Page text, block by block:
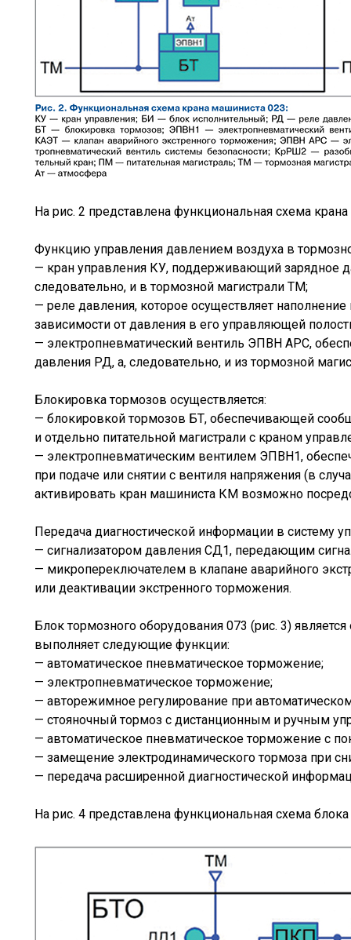
На рис. 2 представлена функциональная схема
Функцию управления давлением воздуха в
— кран управления КУ, поддерживающий зарядное
следовательно, и в тормозной магистрали ТМ;
— реле давления, которое осуществляет
зависимости от давления в его управляющей
— электропневматический вентиль ЭПВН АРС,
давления РД, а, следовательно, и из тормозной
Блокировка тормозов осуществляется:
— блокировкой тормозов БТ, обеспечивающей
и отдельно питательной магистрали с краном
— электропневматическим вентилем ЭПВН1,
при подаче или снятии с вентиля напряжения (в
активировать кран машиниста КМ возможно
Передача диагностической информации в систему
— сигнализатором давления СД1, передающим
— микропереключателем в клапане аварийного
или деактивации экстренного торможения.
Блок тормозного оборудования 073 (рис. 3)
выполняет следующие функции:
— автоматическое пневматическое торможение;
— электропневматическое торможение;
— авторежимное регулирование при
— стояночный тормоз с дистанционным и ручным
— автоматическое пневматическое торможение с
— замещение электродинамического тормоза при
— передача расширенной диагностической
На рис. 4 представлена функциональная схема